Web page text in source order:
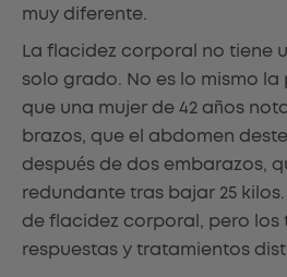
muy diferente.
La flacidez corporal no tiene
solo grado. No es lo mismo
que una mujer de 42 años
brazos, que el abdomen
después de dos embarazos,
redundante tras bajar 25
de flacidez corporal, pero los
respuestas y tratamientos